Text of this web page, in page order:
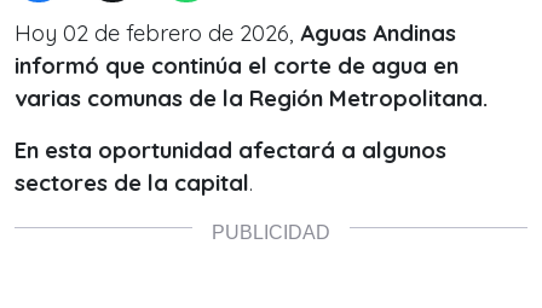
Hoy 02 de febrero de 2026, Aguas Andinas
informó que continúa el corte de agua en
varias comunas de la Región Metropolitana.
En esta oportunidad afectará a algunos
sectores de la capital.